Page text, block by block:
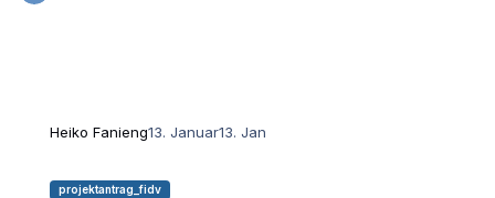
Heiko Fanieng13. Januar13. Jan
projektantrag_fidv